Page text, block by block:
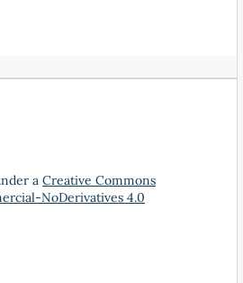
a Creative Commons
NoDerivatives 4.0